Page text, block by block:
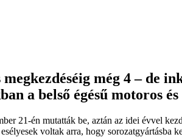
még 4 – de
a belső égésű motoros
21-én mutatták be, aztán az idei évvel
voltak arra, hogy sorozatgyártásba